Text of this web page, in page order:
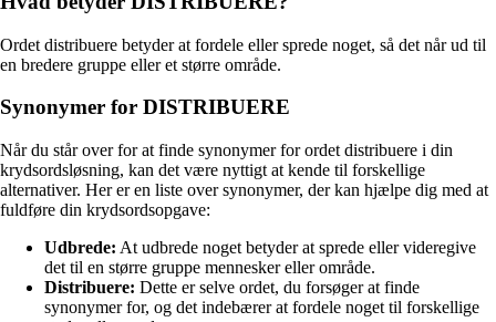
Ordet distribuere betyder at fordele eller sprede noget, så det når ud til
en bredere gruppe eller et større område.
Synonymer for DISTRIBUERE
Når du står over for at finde synonymer for ordet distribuere i din
krydsordsløsning, kan det være nyttigt at kende til forskellige
alternativer. Her er en liste over synonymer, der kan hjælpe dig med at
fuldføre din krydsordsopgave:
Udbrede: At udbrede noget betyder at sprede eller videregive
det til en større gruppe mennesker eller område.
Distribuere: Dette er selve ordet, du forsøger at finde
synonymer for, og det indebærer at fordele noget til forskellige